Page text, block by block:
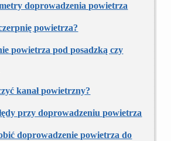
doprowadzenia powietrza
powietrza?
powietrza pod posadzką czy
kanał powietrzny?
przy doprowadzeniu powietrza
doprowadzenie powietrza do